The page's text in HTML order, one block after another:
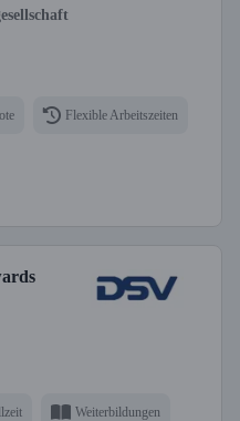
Flexible Arbeitszeiten
Weiterbildungen